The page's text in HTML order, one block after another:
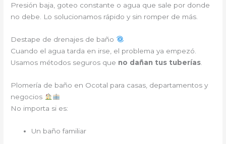
Presión baja, goteo constante o agua que sale por donde
no debe. Lo solucionamos rápido y sin romper de más.
Destape de drenajes de baño
Cuando el agua tarda en irse, el problema ya empezó.
Usamos métodos seguros que no dañan tus tuberías
Plomería de baño en Ocotal para casas, departamentos y
negocios
No importa si es:
Un baño familiar